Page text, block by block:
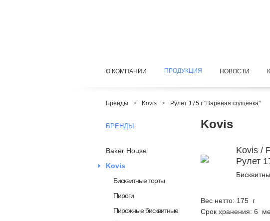
О КОМПАНИИ ПРОДУКЦИЯ НОВОСТИ
Бренды > Kovis > Рулет 175 г "Вареная сгущенка"
Kovis
Kovis /
Рулет
Вес нетто: 175 г
Срок хранения: 6
БРЕНДЫ:
Baker House
Kovis
Бисквитные торты
Пироги
Пирожные бисквитные